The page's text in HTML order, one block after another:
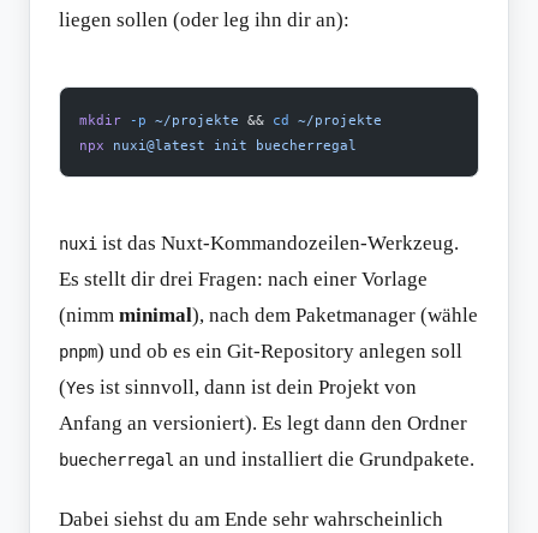
liegen sollen (oder leg ihn dir an):
mkdir -p ~/projekte && cd
~/projekte
npx nuxi@latest init buecherregal
nuxi ist das Nuxt-Kommandozeilen-Werkzeug.
Es stellt dir drei Fragen: nach einer Vorlage
(nimm minimal), nach dem Paketmanager (wähle
pnpm) und ob es ein Git-Repository anlegen soll
(Yes ist sinnvoll, dann ist dein Projekt von
Anfang an versioniert). Es legt dann den Ordner
buecherregal an und installiert die Grundpakete.
Dabei siehst du am Ende sehr wahrscheinlich